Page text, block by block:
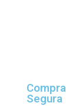
Compra
Segura